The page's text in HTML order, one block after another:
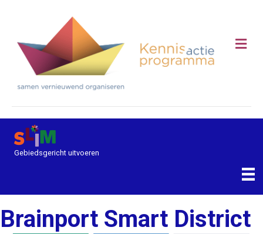
Gebiedsgericht uitvoeren
Brainport Smart District